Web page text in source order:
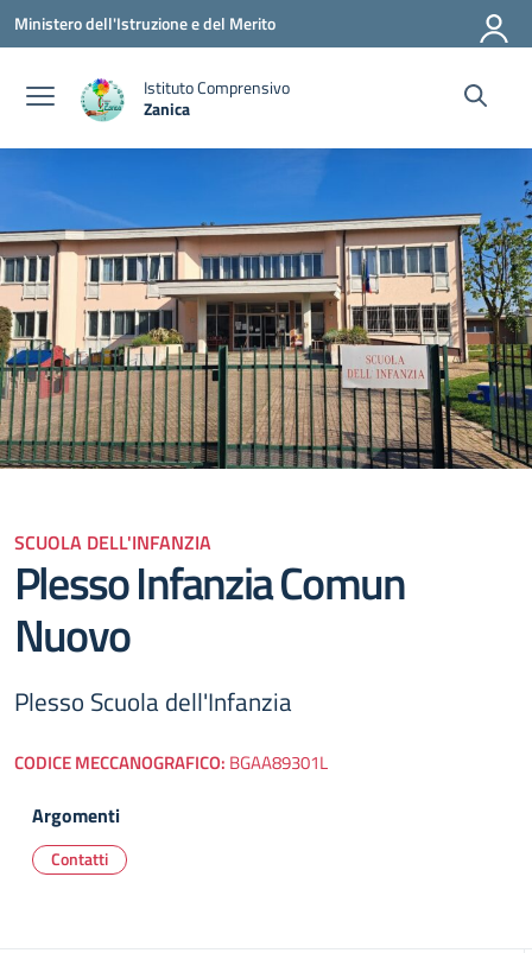
Vai ai contenuti
Vai al menu di navigazione
Vai al footer
Ministero dell'Istruzione e del Merito
Istituto Comprensivo
Zanica
SCUOLA DELL'INFANZIA
Plesso Infanzia Comun
Nuovo
Plesso Scuola dell'Infanzia
CODICE MECCANOGRAFICO: BGAA89301L
Argomenti
Contatti